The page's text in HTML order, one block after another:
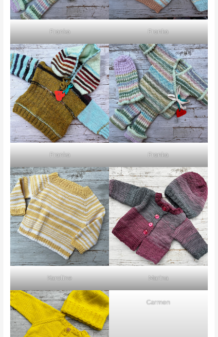
Franka Franka
Franka Franka
Karoline Marina
Carmen